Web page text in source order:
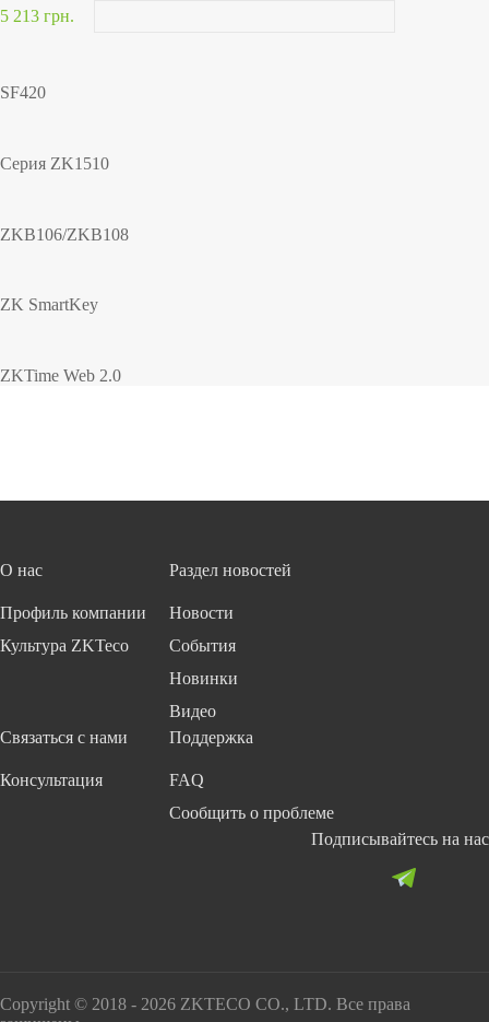
5 213 грн.
SF420
Серия ZK1510
ZKB106/ZKB108
ZK SmartKey
ZKTime Web 2.0
О нас
Профиль компании
Культура ZKTeco
Раздел новостей
Новости
События
Новинки
Видео
Связаться с нами
Консультация
Поддержка
FAQ
Сообщить о проблеме
Подписывайтесь на нас
Copyright © 2018 - 2026 ZKTECO CO., LTD. Все права